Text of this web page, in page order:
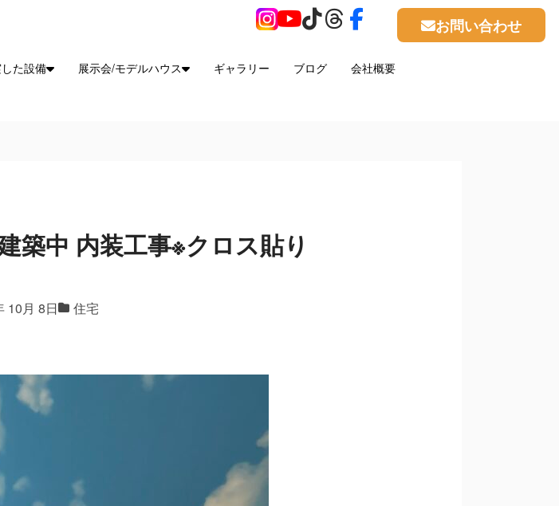
お問い合わせ
た設備 展示会/モデルハウス ギャラリー ブログ 会社概要
築中 内装工事※クロス貼り
10月 8日 住宅